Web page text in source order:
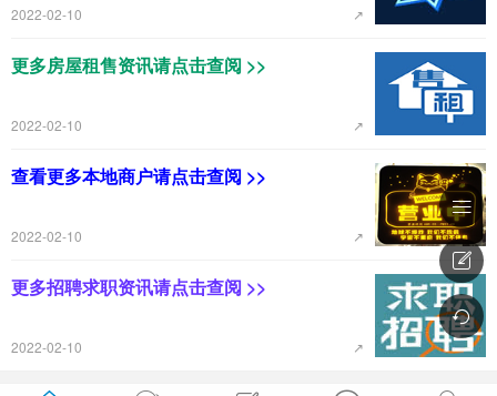
2022-02-10 ↗
更多房屋租售资讯请点击查阅 >>
2022-02-10 ↗
查看更多本地商户请点击查阅 >>
2022-02-10 ↗
更多招聘求职资讯请点击查阅 >>
2022-02-10 ↗


